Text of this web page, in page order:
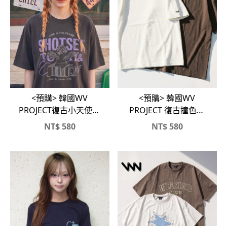
<預購> 韓國WV
PROJECT復古小天使純
棉短T
NT$580
<預購> 韓國WV
PROJECT 復古撞色滾
邊純棉短T
NT$580